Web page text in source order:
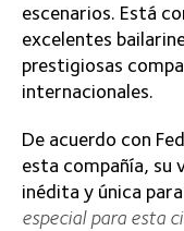
escenarios. Está
excelentes
prestigiosas
internacionales.
De acuerdo con
esta compañía, su
inédita y única
especial para esta